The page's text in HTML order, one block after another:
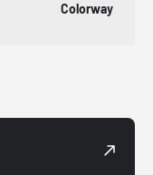
Colorway